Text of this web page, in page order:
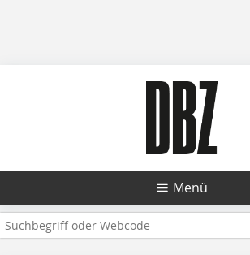
Menü